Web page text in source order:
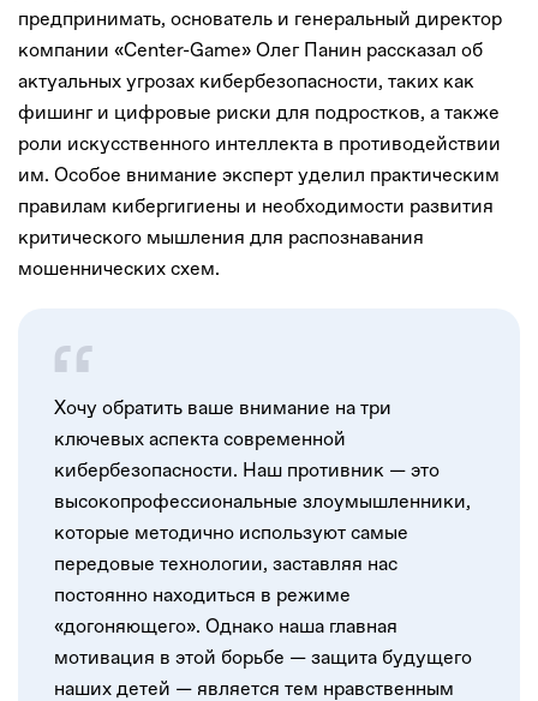
предпринимать, основатель и генеральный директор
компании «Center-Game» Олег Панин рассказал об
актуальных угрозах кибербезопасности, таких как
фишинг и цифровые риски для подростков, а также
роли искусственного интеллекта в противодействии
им. Особое внимание эксперт уделил практическим
правилам кибергигиены и необходимости развития
критического мышления для распознавания
мошеннических схем.
Хочу обратить ваше внимание на три
ключевых аспекта современной
кибербезопасности. Наш противник — это
высокопрофессиональные злоумышленники,
которые методично используют самые
передовые технологии, заставляя нас
постоянно находиться в режиме
«догоняющего». Однако наша главная
мотивация в этой борьбе — защита будущего
наших детей — является тем нравственным